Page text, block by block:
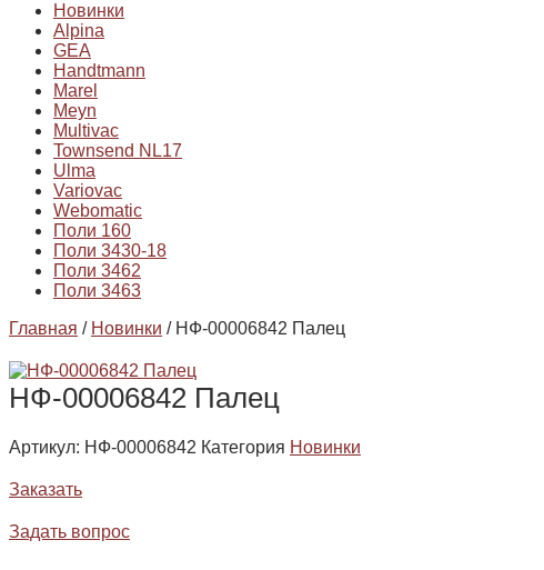
Новинки
Alpina
GEA
Handtmann
Marel
Meyn
Multivac
Townsend NL17
Ulma
Variovac
Webomatic
Поли 160
Поли 3430-18
Поли 3462
Поли 3463
Главная / Новинки / НФ-00006842 Палец
НФ-00006842 Палец
Артикул: НФ-00006842 Категория Новинки
Заказать
Задать вопрос